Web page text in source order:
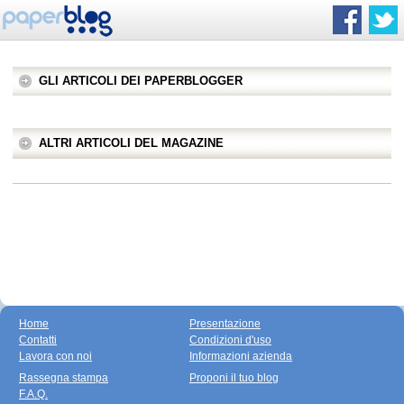
GLI ARTICOLI DEI PAPERBLOGGER
ALTRI ARTICOLI DEL MAGAZINE
Home
Contatti
Lavora con noi
Presentazione
Condizioni d'uso
Informazioni azienda
Rassegna stampa
F.A.Q.
Proponi il tuo blog